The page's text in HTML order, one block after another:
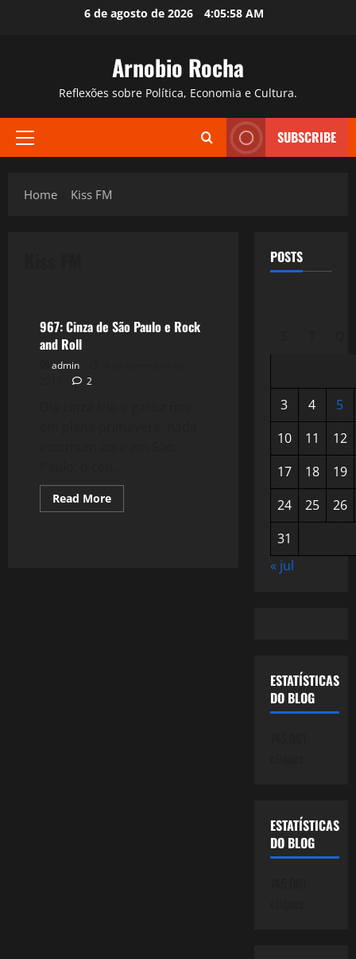
6 de agosto de 2026 4:05:59 AM
Arnobio Rocha
Reflexões sobre Política, Economia e Cultura.
Primary
SUBSCRIBE
Home Kiss FM
967: Cinza de São Paulo e Rock
and Roll
admin
2
Read MoreRead
more
POSTS
3 4
5
10
11
12
17
18
19
24
25
26
31
« jul
ESTATÍSTICAS
DO BLOG
ESTATÍSTICAS
DO BLOG